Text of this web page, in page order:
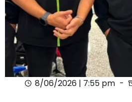
8/06/2026 | 7:55 pm